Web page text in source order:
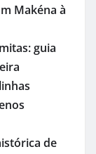
Makéna à
guia
de